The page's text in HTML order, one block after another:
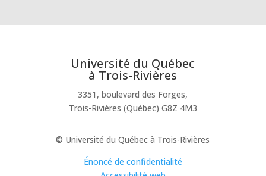
Université du Québec
à Trois-Rivières
3351, boulevard des Forges,
Trois-Rivières (Québec) G8Z 4M3
© Université du Québec à Trois-Rivières
Énoncé de confidentialité